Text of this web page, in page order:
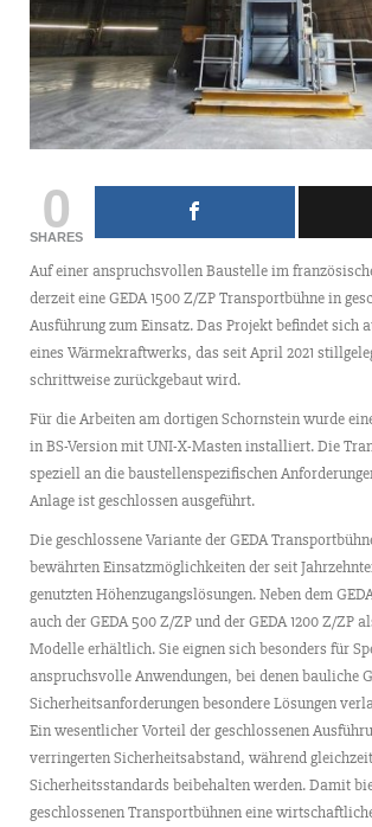
0
SHARES
Auf einer anspruchsvollen Baustelle im
derzeit eine GEDA 1500 Z/ZP Transportbühne in
Ausführung zum Einsatz. Das Projekt befindet sich
eines Wärmekraftwerks, das seit April 2021
schrittweise zurückgebaut wird.
Für die Arbeiten am dortigen Schornstein wurde
in BS-Version mit UNI-X-Masten installiert. Die
speziell an die baustellenspezifischen
Anlage ist geschlossen ausgeführt.
Die geschlossene Variante der GEDA
bewährten Einsatzmöglichkeiten der seit
genutzten Höhenzugangslösungen. Neben dem
auch der GEDA 500 Z/ZP und der GEDA 1200 Z/ZP
Modelle erhältlich. Sie eignen sich besonders für
anspruchsvolle Anwendungen, bei denen bauliche
Sicherheitsanforderungen besondere Lösungen
Ein wesentlicher Vorteil der geschlossenen
verringerten Sicherheitsabstand, während
Sicherheitsstandards beibehalten werden. Damit
geschlossenen Transportbühnen eine